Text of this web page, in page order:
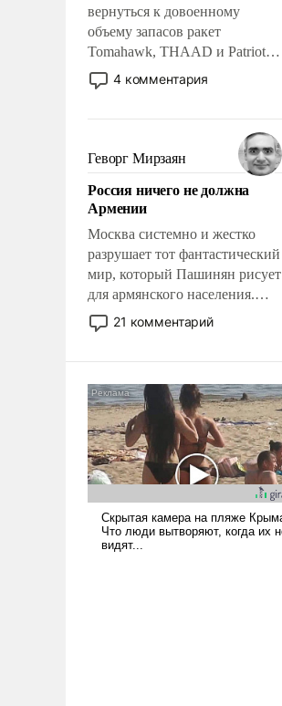
вернуться к довоенному
объему запасов ракет
Tomahawk, THAAD и Patriot
США потребуется более трех
лет. Даже небольшая война с
Сложившаяся ситуация
означает многолетний период
уязвимости США, например,
перед Китаем.
4 комментария
Геворг Мирзаян
Россия ничего не должна
Армении
Москва системно и жестко
разрушает тот фантастический
мир, который Пашинян рисует
для армянского населения.
Мир, где политические
прожекты будут безусловно
налогоплательщиков и где
Еревану за свои поступки не
нужно отвечать.
21 комментарий